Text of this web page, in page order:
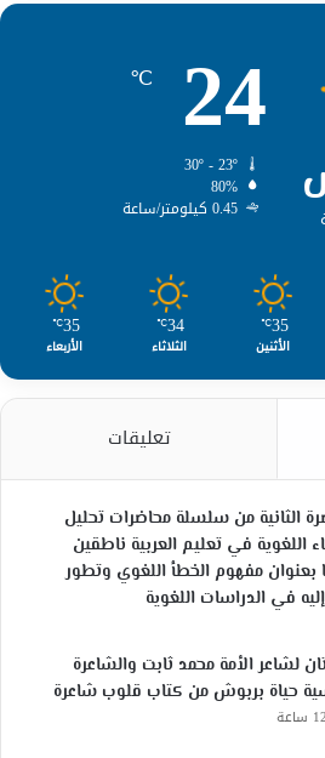
24
℃
80%
0.45 كيلومتر/ساعة
35
℃
الأثنين
34
℃
الثلاثاء
35
℃
الأربعاء
تعليقات
الثانية من سلسلة محاضرات تحليل
اللغوية في تعليم العربية ناطقين
بعنوان مفهوم الخطأ اللغوي وتطور
في الدراسات اللغوية
لشاعر الأمة محمد ثابت والشاعرة
حياة بربوش من كتاب قلوب شاعرة